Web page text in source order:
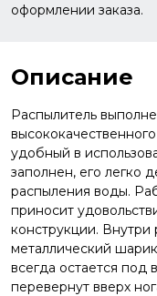
оформлении заказа.
Описание
Распылитель
удобный в
заполнен, его легко
распыления воды.
приносит
конструкции. Внутри
металлический
всегда остается под
перевернут вверх